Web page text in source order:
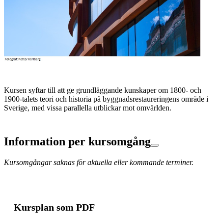
Kursen syftar till att ge grundläggande kunskaper om 1800- och
1900-talets teori och historia på byggnadsrestaureringens område i
Sverige, med vissa parallella utblickar mot omvärlden.
Information per kursomgång
Kursomgångar saknas för aktuella eller kommande terminer.
Kursplan som PDF